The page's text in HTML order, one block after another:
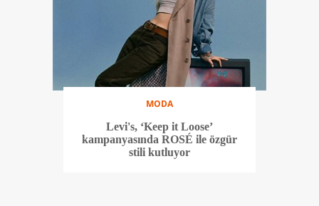
MODA
Levi's, ‘Keep it Loose’
kampanyasında ROSÉ ile özgür
stili kutluyor